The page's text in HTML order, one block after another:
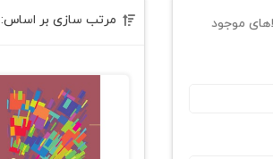
موجود مرتب سازی بر اساس: